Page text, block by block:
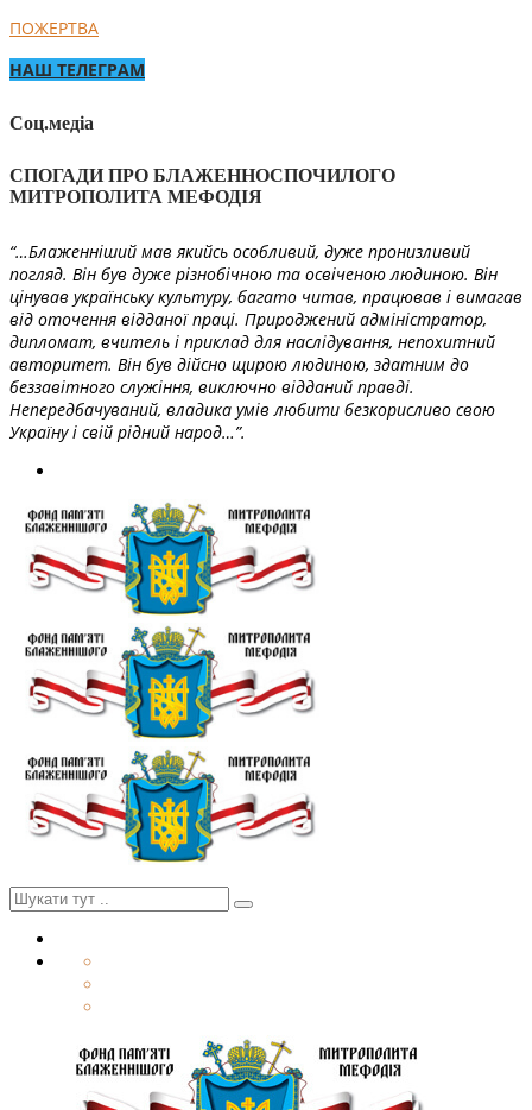
ПОЖЕРТВА
НАШ ТЕЛЕГРАМ
Соц.медіа
СПОГАДИ ПРО БЛАЖЕННОСПОЧИЛОГО
МИТРОПОЛИТА МЕФОДІЯ
“…Блаженніший мав якийсь особливий, дуже пронизливий
погляд. Він був дуже різнобічною та освіченою людиною. Він
цінував українську культуру, багато читав, працював і вимагав
від оточення відданої праці. Природжений адміністратор,
дипломат, вчитель і приклад для наслідування, непохитний
авторитет. Він був дійсно щирою людиною, здатним до
беззавітного служіння, виключно відданий правді.
Непередбачуваний, владика умів любити безкорисливо свою
Україну і свій рідний народ…”.